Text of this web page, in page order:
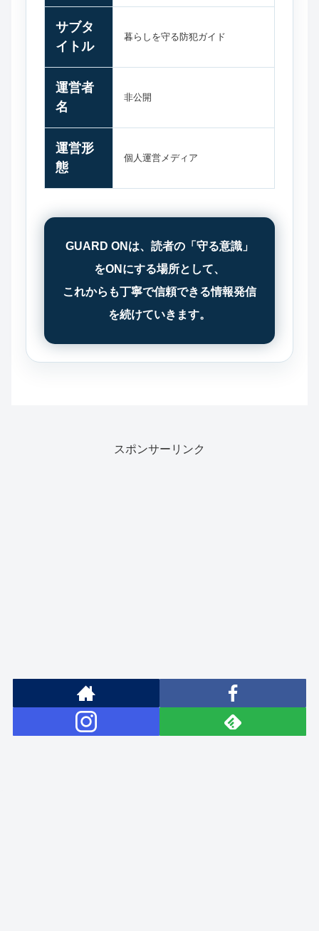
サブタ
イトル
暮らしを守る防犯ガイド
運営者
名
非公開
運営形
態
個人運営メディア
GUARD ONは、読者の「守る意識」
をONにする場所として、
これからも丁寧で信頼できる情報発信
を続けていきます。
スポンサーリンク